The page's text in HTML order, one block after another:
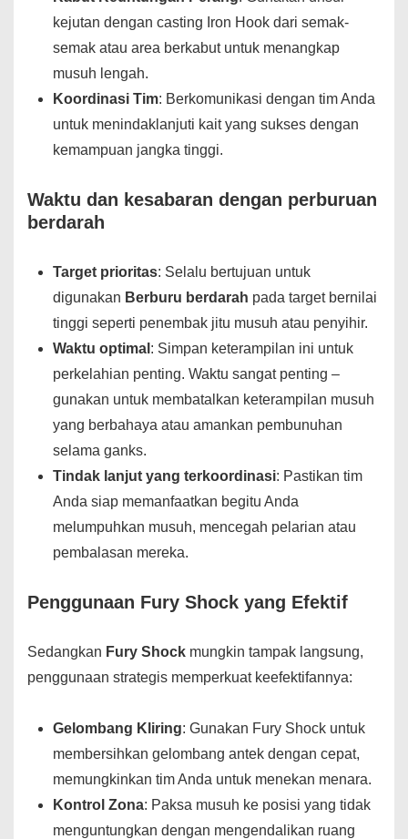
kejutan dengan casting Iron Hook dari semak-
semak atau area berkabut untuk menangkap
musuh lengah.
Koordinasi Tim: Berkomunikasi dengan tim Anda
untuk menindaklanjuti kait yang sukses dengan
kemampuan jangka tinggi.
Waktu dan kesabaran dengan perburuan
berdarah
Target prioritas: Selalu bertujuan untuk
digunakan Berburu berdarah pada target bernilai
tinggi seperti penembak jitu musuh atau penyihir.
Waktu optimal : Simpan keterampilan ini untuk
perkelahian penting. Waktu sangat penting –
gunakan untuk membatalkan keterampilan musuh
yang berbahaya atau amankan pembunuhan
selama ganks.
Tindak lanjut yang terkoordinasi: Pastikan tim
Anda siap memanfaatkan begitu Anda
melumpuhkan musuh, mencegah pelarian atau
pembalasan mereka.
Penggunaan Fury Shock yang Efektif
Sedangkan Fury Shock mungkin tampak langsung,
penggunaan strategis memperkuat keefektifannya:
Gelombang Kliring: Gunakan Fury Shock untuk
membersihkan gelombang antek dengan cepat,
memungkinkan tim Anda untuk menekan menara.
Kontrol Zona: Paksa musuh ke posisi yang tidak
menguntungkan dengan mengendalikan ruang